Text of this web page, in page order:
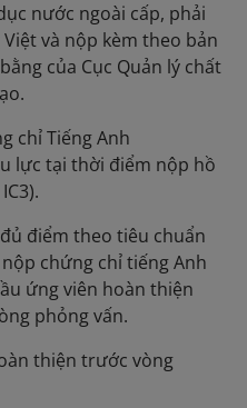
nước ngoài cấp, phải
và nộp kèm theo bản
của Cục Quản lý chất
chỉ Tiếng Anh
lực tại thời điểm nộp hồ
điểm theo tiêu chuẩn
chứng chỉ tiếng Anh
ứng viên hoàn thiện
phỏng vấn.
thiện trước vòng